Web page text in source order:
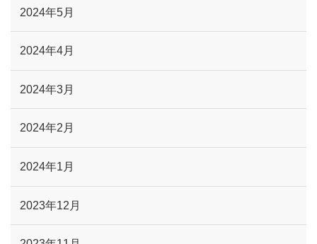
2024年5月
2024年4月
2024年3月
2024年2月
2024年1月
2023年12月